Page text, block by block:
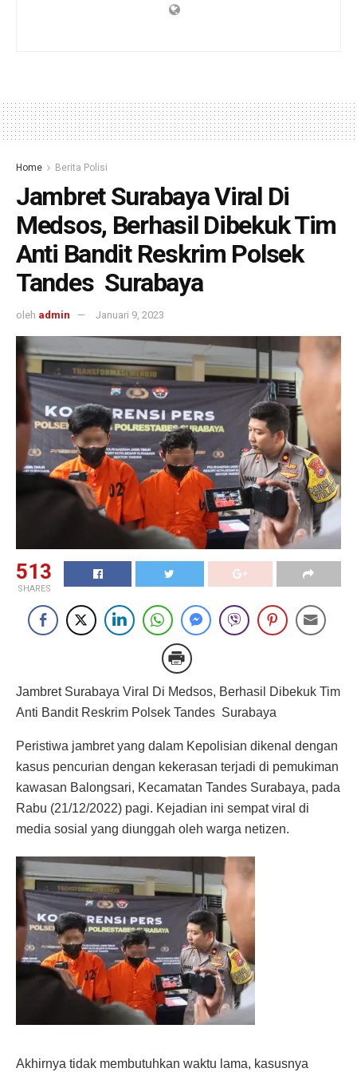
Home Berita Polisi
Jambret Surabaya Viral Di
Medsos, Berhasil Dibekuk Tim
Anti Bandit Reskrim Polsek
Tandes Surabaya
oleh admin Januari 9, 2023
513
SHARES
Jambret Surabaya Viral Di Medsos, Berhasil Dibekuk Tim
Anti Bandit Reskrim Polsek Tandes Surabaya
Peristiwa jambret yang dalam Kepolisian dikenal dengan
kasus pencurian dengan kekerasan terjadi di pemukiman
kawasan Balongsari, Kecamatan Tandes Surabaya, pada
Rabu (21/12/2022) pagi. Kejadian ini sempat viral di
media sosial yang diunggah oleh warga netizen.
Akhirnya tidak membutuhkan waktu lama, kasusnya